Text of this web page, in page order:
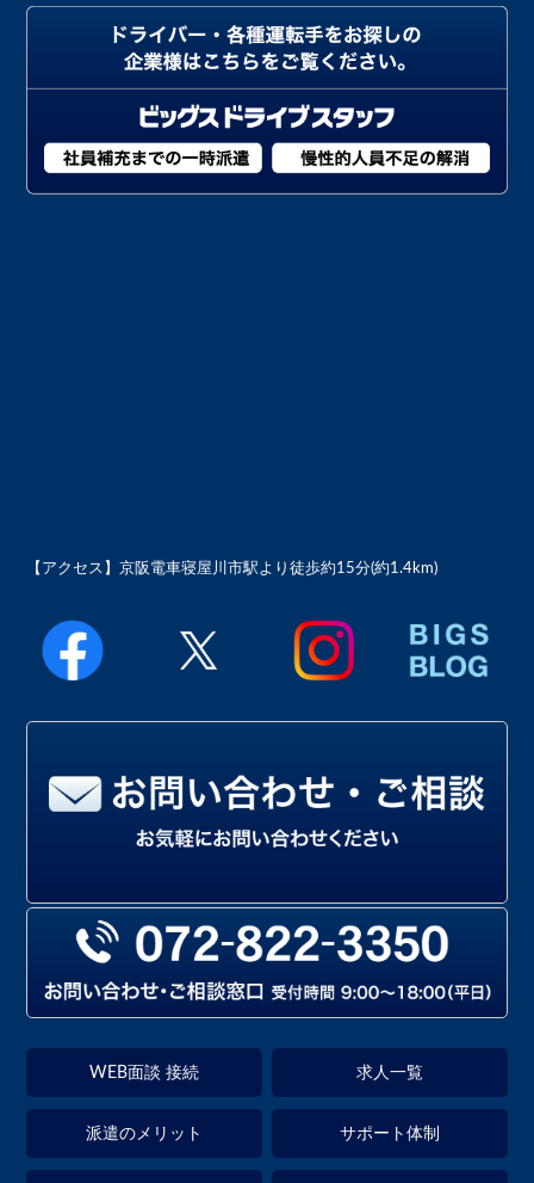
【アクセス】京阪電車寝屋川市駅より徒歩約15分(約1.4km)
WEB面談 接続 求人一覧
派遣のメリット サポート体制